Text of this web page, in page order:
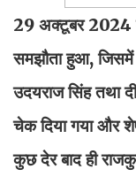
29 अक्टूबर 2024
समझौता हुआ, जिसमें
उदयराज सिंह तथा
चेक दिया गया और
कुछ देर बाद ही